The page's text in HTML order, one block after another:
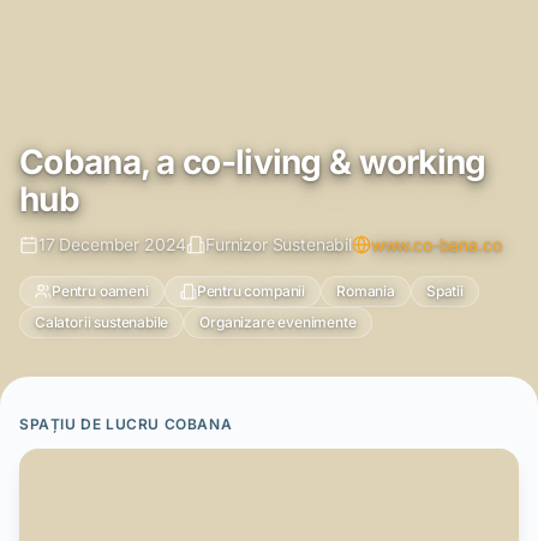
Cobana, a co-living & working
hub
17 December 2024 Furnizor Sustenabil www.co-bana.co
Pentru oameni Pentru companii Romania
Spatii
Calatorii sustenabile
Organizare evenimente
SPAȚIU DE LUCRU COBANA